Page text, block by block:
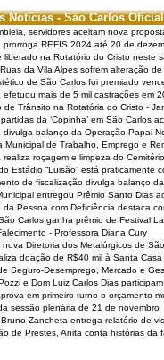
Notícias - São Carlos Oficial
servidores aceitam nova
prorroga REFIS 2024 até 20 de
liberado na Rotatório do Cristo neste
da Vila Alpes sofrem alteração
de São Carlos foi premiado
efetuou mais de 5 mil castrações em
de Trânsito na Rotatória do Cristo -
da ‘Copinha’ em São Carlos
divulga balanço da Operação Papai
Municipal de Trabalho, Emprego e
realiza roçagem e limpeza do
Estádio “Luisão” está praticamente
de fiscalização divulga balanço
entregou Prêmio Santo Dias
da Pessoa com Deficiência destaca
Carlos ganha prêmio de Festival
- Professora Diana Cury
nova Diretoria dos Metalúrgicos de
doação de R$40 mil à Santa
Seguro-Desemprego, Mercado e
e Dom Luiz Carlos Dias
em primeiro turno o orçamento
sessão plenária de 21 de novembro
Zancheta entrega relatório de
de Prestes, Anita conta histórias da